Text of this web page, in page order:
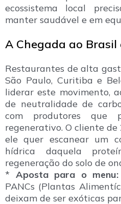
ecossistema local
manter saudável e em
A Chegada ao Brasil
Restaurantes de alta
São Paulo, Curitiba e
liderar este movimento,
de neutralidade de
com produtores que
regenerativo. O cliente
ele quer escanear um
hídrica daquela
regeneração do solo de
* Aposta para o menu:
PANCs (Plantas
deixam de ser exóticas